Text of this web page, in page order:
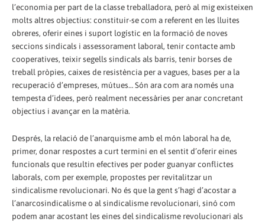
l’economia per part de la classe treballadora, però al mig existeixen
molts altres objectius: constituir-se com a referent en les lluites
obreres, oferir eines i suport logístic en la formació de noves
seccions sindicals i assessorament laboral, tenir contacte amb
cooperatives, teixir segells sindicals als barris, tenir borses de
treball pròpies, caixes de resistència per a vagues, bases per a la
recuperació d’empreses, mútues… Són ara com ara només una
tempesta d’idees, però realment necessàries per anar concretant
objectius i avançar en la matèria.
Després, la relació de l’anarquisme amb el món laboral ha de,
primer, donar respostes a curt termini en el sentit d’oferir eines
funcionals que resultin efectives per poder guanyar conflictes
laborals, com per exemple, propostes per revitalitzar un
sindicalisme revolucionari. No és que la gent s’hagi d’acostar a
l’anarcosindicalisme o al sindicalisme revolucionari, sinó com
podem anar acostant les eines del sindicalisme revolucionari als